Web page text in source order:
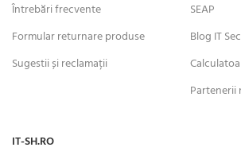
Întrebări frecvente
Formular returnare produse
Sugestii și reclamații
SEAP
Blog IT
Partenerii
IT-SH.RO